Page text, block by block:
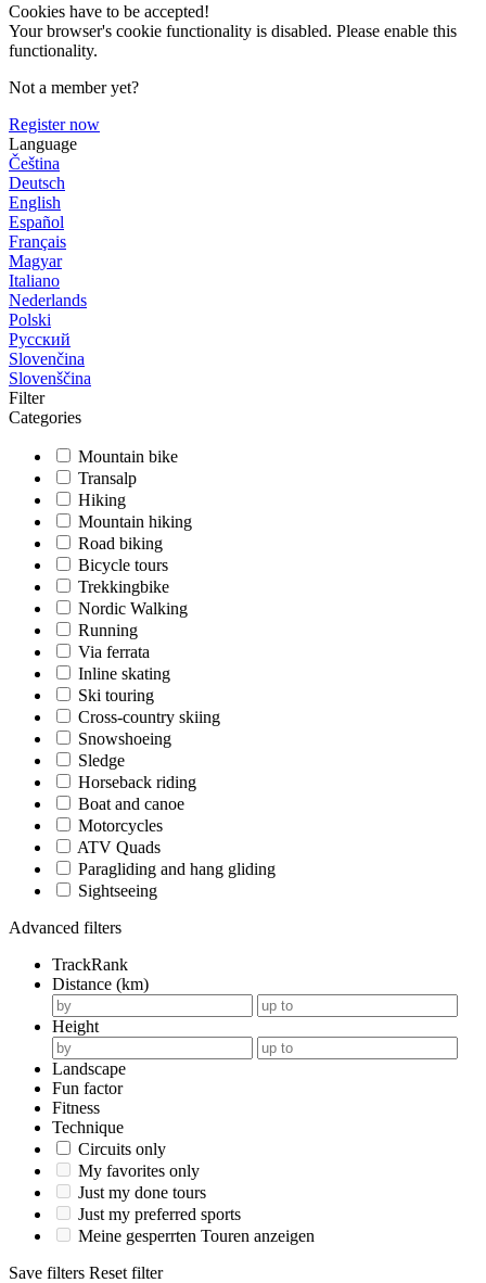
Cookies have to be accepted!
Your browser's cookie functionality is disabled. Please enable this
functionality.
Not a member yet?
Register now
Language
Čeština
Deutsch
English
Español
Français
Magyar
Italiano
Nederlands
Polski
Русский
Slovenčina
Slovenščina
Filter
Categories
Mountain bike
Transalp
Hiking
Mountain hiking
Road biking
Bicycle tours
Trekkingbike
Nordic Walking
Running
Via ferrata
Inline skating
Ski touring
Cross-country skiing
Snowshoeing
Sledge
Horseback riding
Boat and canoe
Motorcycles
ATV Quads
Paragliding and hang gliding
Sightseeing
Advanced filters
TrackRank
Distance (km)
Height
Landscape
Fun factor
Fitness
Technique
Circuits only
My favorites only
Just my done tours
Just my preferred sports
Meine gesperrten Touren anzeigen
Save filters Reset filter